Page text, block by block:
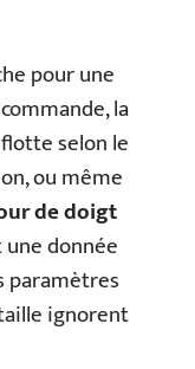
pour une
la
selon le
ou même
de doigt
une donnée
paramètres
ignorent